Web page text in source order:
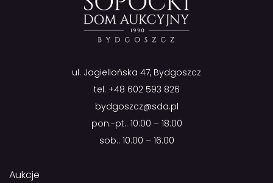
ul. Jagiellońska 47, Bydgoszcz
tel. +48 602 593 826
bydgoszcz@sda.pl
pon.-pt.: 10:00 – 18:00
sob.: 10:00 – 16:00
Aukcje